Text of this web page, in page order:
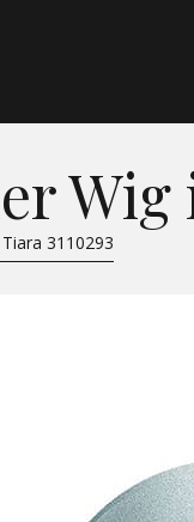
Wig
3110293